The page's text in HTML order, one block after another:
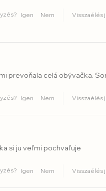
Igen Nem Visszaélés
prevoňala celá obývačka.
Igen Nem Visszaélés
si ju veľmi pochvaľuje
Igen Nem Visszaélés